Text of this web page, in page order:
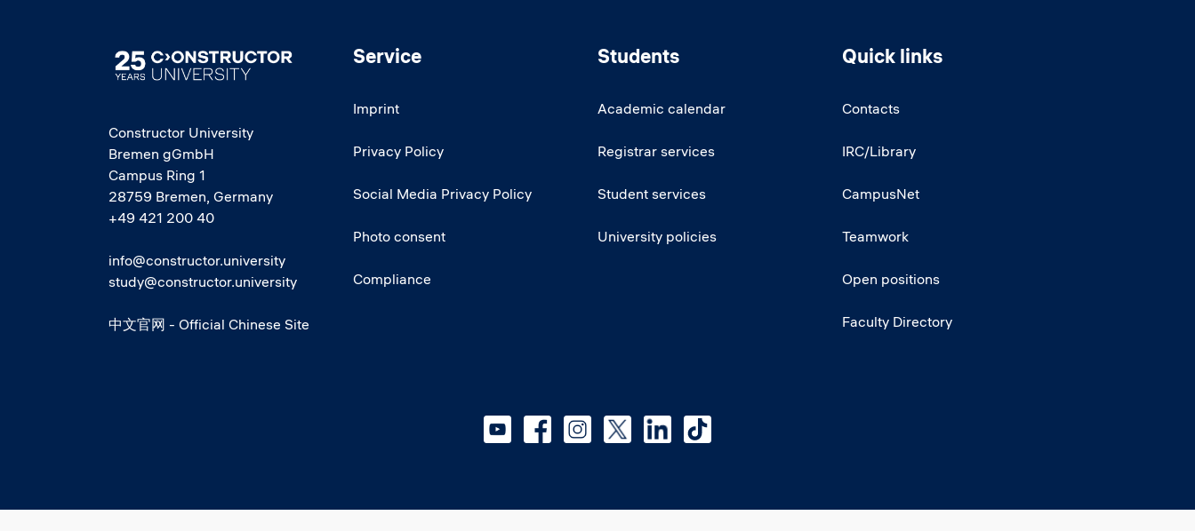
Image
Constructor University
Bremen gGmbH
Campus Ring 1
28759 Bremen, Germany
+49 421 200 40
info@constructor.university
study@constructor.university
中文官网 - Official Chinese Site
Service
Imprint
Privacy Policy
Social Media Privacy Policy
Photo consent
Compliance
Students
Academic calendar
Registrar services
Student services
University policies
Quick links
Contacts
IRC/Library
CampusNet
Teamwork
Open positions
Faculty Directory